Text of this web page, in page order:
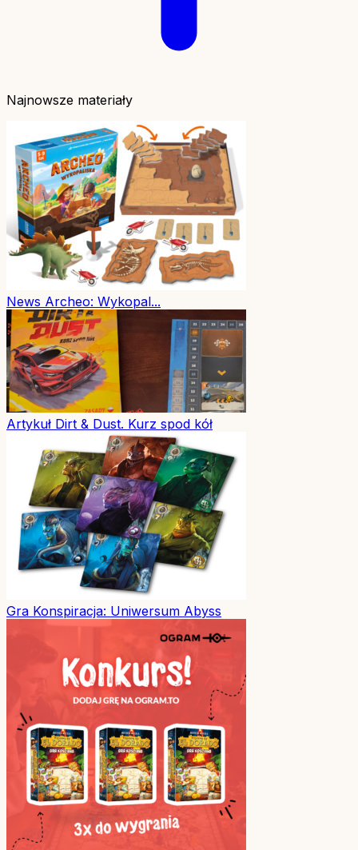
Najnowsze materiały
News Archeo: Wykopal...
Artykuł Dirt & Dust. Kurz spod kół
Gra Konspiracja: Uniwersum Abyss